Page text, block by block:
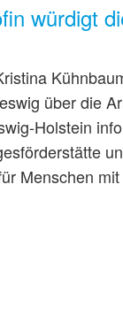
würdigt
über die
Holstein
Menschen